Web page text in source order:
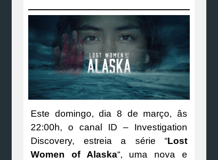
Este domingo, dia 8 de março, âs
22:00h, o canal ID – Investigation
Discovery, estreia a série “Lost
Women of Alaska“, uma nova e